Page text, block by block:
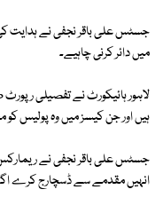
جسٹس علی باقر نجفی نے ہدایت
میں دائر کرنی چاہیے۔
لاہور ہائیکورٹ نے تفصیلی
ہیں اور جن کیسز میں وہ پولیس
جسٹس علی باقر نجفی نے
انہیں مقدمے سے ڈسچارج کرے اگر